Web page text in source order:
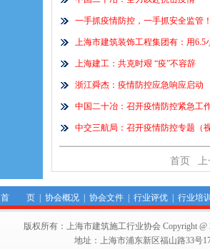
一手抓疫情防控，一手抓安全监管
上海市建筑装饰工程集团有：用6.5
上海建工：共克时艰 “疫”不容辞
浙江舜杰：疫情防控应急响应启动
中国二十冶：召开疫情防控紧急工
中交三航局：召开疫情防控专题（
首页 上
首 页| 协会概况| 协会文件| 行业评优| 行业培
版权所有：上海市建筑施工行业协会 Copyright @
地址：上海市浦东新区福山路33号